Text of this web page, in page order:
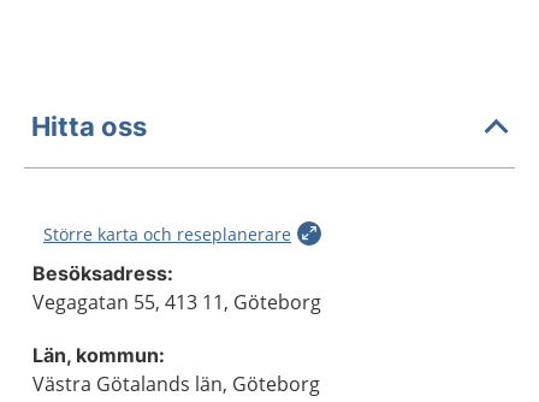
Hitta oss
Större karta och reseplanerare
Besöksadress:
Vegagatan 55, 413 11, Göteborg
Län, kommun:
Västra Götalands län, Göteborg